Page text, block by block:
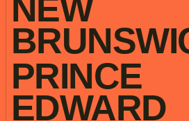
NEW
PRINCE
EDWARD